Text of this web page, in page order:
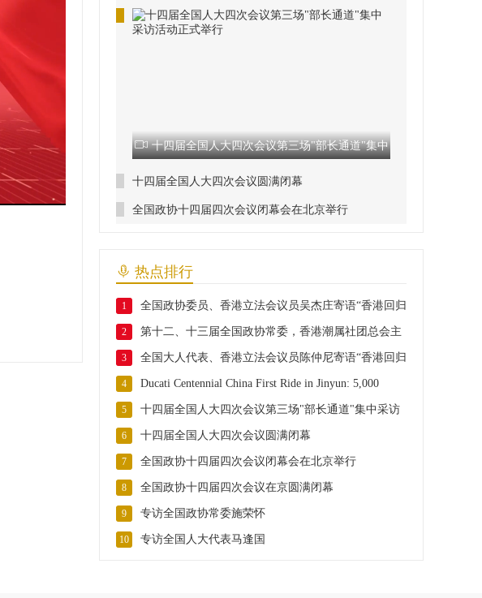
十四届全国人大四次会议第三场"部长通道"集中
采访活动正式举行
十四届全国人大四次会议圆满闭幕
全国政协十四届四次会议闭幕会在北京举行
热点排行
1 全国政协委员、香港立法会议员吴杰庄寄语“香港回归
29周年”
2 第十二、十三届全国政协常委，香港潮属社团总会主
席胡定旭寄语“香港回归29周年”
3 全国大人代表、香港立法会议员陈仲尼寄语“香港回归
29周年”
4 Ducati Centennial China First Ride in Jinyun: 5,000
Riders from 13 Countries Gather for ISTL Interna
5 十四届全国人大四次会议第三场"部长通道"集中采访
活动正式举行
6 十四届全国人大四次会议圆满闭幕
7 全国政协十四届四次会议闭幕会在北京举行
8 全国政协十四届四次会议在京圆满闭幕
9 专访全国政协常委施荣怀
10 专访全国人大代表马逢国